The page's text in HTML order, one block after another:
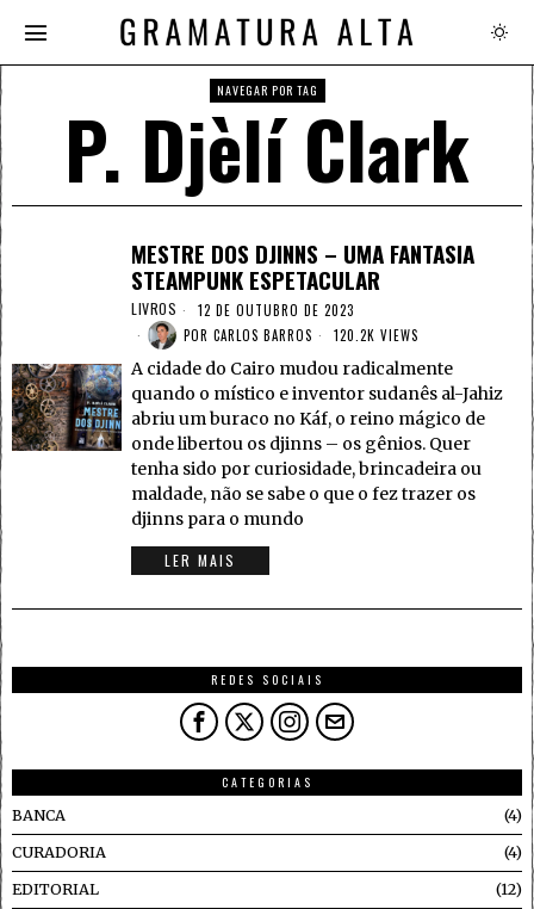
NAVEGAR POR TAG
P. Djèlí Clark
MESTRE DOS DJINNS – UMA FANTASIA
STEAMPUNK ESPETACULAR
LIVROS
12 DE OUTUBRO DE 2023
POR CARLOS BARROS 120.2K VIEWS
A cidade do Cairo mudou radicalmente
quando o místico e inventor sudanês al-Jahiz
abriu um buraco no Káf, o reino mágico de
onde libertou os djinns – os gênios. Quer
tenha sido por curiosidade, brincadeira ou
maldade, não se sabe o que o fez trazer os
djinns para o mundo
LER MAIS
REDES SOCIAIS
CATEGORIAS
BANCA
4
CURADORIA 4
EDITORIAL 12